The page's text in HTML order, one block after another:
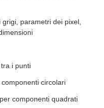
parametri dei pixel,
i punti
circolari
componenti quadrati